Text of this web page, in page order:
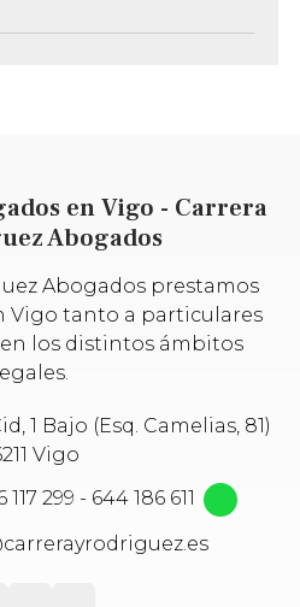
en Vigo - Carrera
Abogados
Abogados prestamos
Vigo tanto a particulares
los distintos ámbitos
legales.
1 Bajo (Esq. Camelias, 81)
Vigo
117 299 - 644 186 611